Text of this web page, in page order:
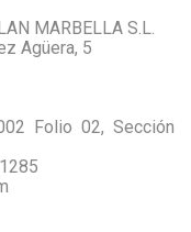
MARBELLA S.L.
Agüera, 5
Folio 02, Sección